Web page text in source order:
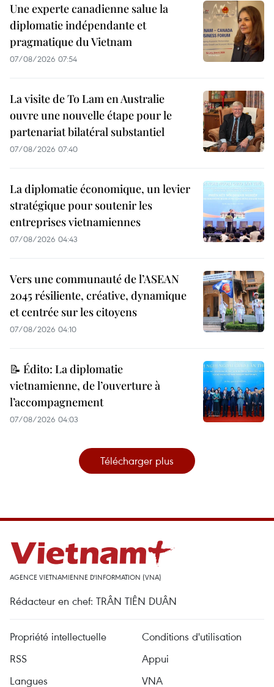
Une experte canadienne salue la
diplomatie indépendante et
pragmatique du Vietnam
07/08/2026 07:54
La visite de To Lam en Australie
ouvre une nouvelle étape pour le
partenariat bilatéral substantiel
07/08/2026 07:40
La diplomatie économique, un levier
stratégique pour soutenir les
entreprises vietnamiennes
07/08/2026 04:43
Vers une communauté de l’ASEAN
2045 résiliente, créative, dynamique
et centrée sur les citoyens
07/08/2026 04:10
📝 Édito: La diplomatie
vietnamienne, de l’ouverture à
l’accompagnement
07/08/2026 04:03
Télécharger plus
AGENCE VIETNAMIENNE D'INFORMATION (VNA)
Rédacteur en chef: TRÂN TIÊN DUÂN
Propriété intellectuelle
Conditions d'utilisation
RSS
Appui
Langues
VNA